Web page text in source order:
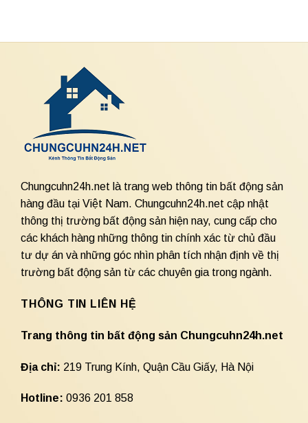
Chungcuhn24h.net là trang web thông tin bất động sản
hàng đầu tại Việt Nam. Chungcuhn24h.net cập nhật
thông thị trường bất động sản hiện nay, cung cấp cho
các khách hàng những thông tin chính xác từ chủ đầu
tư dự án và những góc nhìn phân tích nhận định về thị
trường bất động sản từ các chuyên gia trong ngành.
THÔNG TIN LIÊN HỆ
Trang thông tin bất động sản Chungcuhn24h.net
Địa chỉ: 219 Trung Kính, Quận Cầu Giấy, Hà Nội
Hotline: 0936 201 858